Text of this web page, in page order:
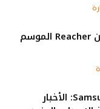
كل ما تريد معرفته عن Reacher الموسم
Samsung Galaxy Watch 7: الأخبار